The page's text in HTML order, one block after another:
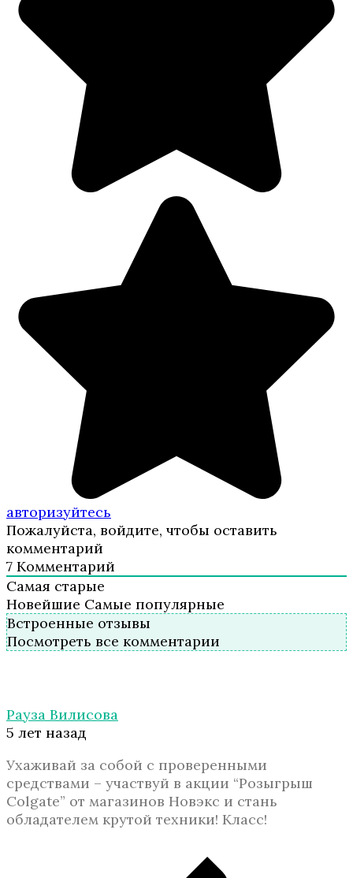
авторизуйтесь
Пожалуйста, войдите, чтобы оставить
комментарий
7 Комментарий
Самая старые
Новейшие Самые популярные
Встроенные отзывы
Посмотреть все комментарии
Рауза Вилисова
5 лет назад
Ухаживай за собой с проверенными
средствами – участвуй в акции “Розыгрыш
Colgate” от магазинов Новэкс и стань
обладателем крутой техники! Класс!